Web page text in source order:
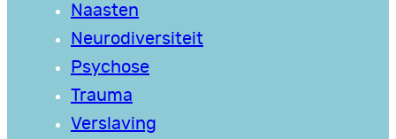
Naasten
Neurodiversiteit
Psychose
Trauma
Verslaving